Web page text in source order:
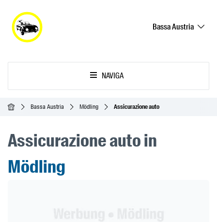
Bassa Austria
NAVIGA
Home Bassa Austria Mödling Assicurazione auto
Assicurazione auto in
Mödling